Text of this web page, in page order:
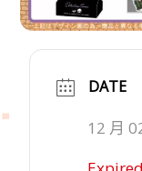
DATE
12 月